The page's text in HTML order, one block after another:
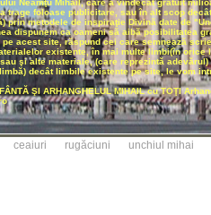
Neamţu Mihail, care a vindecat gratuit
foloase publicitare, sau în alt scop
metodele de inspiraţie Divină date de
dispunem ca oameni să aibă posibilitatea
acest site, răspund cei care semnează
existente, în mai multe limbi(în
şi alte materiale, (care reprezintă adevărul)
decât limbile existente pe site, le vom
ŞI ARHANGHELUL MIHAIL cu TOŢI
ceaiuri rugăciuni unchiul mihai